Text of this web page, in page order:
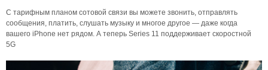
С тарифным планом сотовой связи вы можете звонить, отправлять
сообщения, платить, слушать музыку и многое другое — даже когда
вашего iPhone нет рядом. А теперь Series 11 поддерживает скоростной
5G